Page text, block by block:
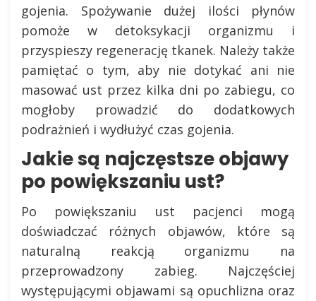
gojenia. Spożywanie dużej ilości płynów
pomoże w detoksykacji organizmu i
przyspieszy regenerację tkanek. Należy także
pamiętać o tym, aby nie dotykać ani nie
masować ust przez kilka dni po zabiegu, co
mogłoby prowadzić do dodatkowych
podrażnień i wydłużyć czas gojenia.
Jakie są najczęstsze objawy
po powiększaniu ust?
Po powiększaniu ust pacjenci mogą
doświadczać różnych objawów, które są
naturalną reakcją organizmu na
przeprowadzony zabieg. Najczęściej
występującymi objawami są opuchlizna oraz